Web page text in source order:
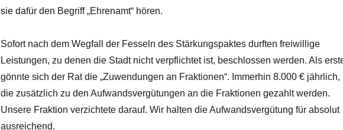
sie dafür den Begriff „Ehrenamt“ hören.
Sofort nach dem Wegfall der Fesseln des Stärkungspaktes durften freiwillige
Leistungen, zu denen die Stadt nicht verpflichtet ist, beschlossen werden. Als
gönnte sich der Rat die „Zuwendungen an Fraktionen“. Immerhin 8.000 € jährlich,
die zusätzlich zu den Aufwandsvergütungen an die Fraktionen gezahlt werden.
Unsere Fraktion verzichtete darauf. Wir halten die Aufwandsvergütung für absolut
ausreichend.